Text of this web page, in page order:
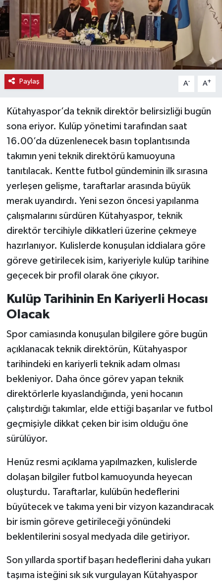
Paylaş A- A+
Kütahyaspor’da teknik direktör belirsizliği bugün
sona eriyor. Kulüp yönetimi tarafından saat
16.00’da düzenlenecek basın toplantısında
takımın yeni teknik direktörü kamuoyuna
tanıtılacak. Kentte futbol gündeminin ilk sırasına
yerleşen gelişme, taraftarlar arasında büyük
merak uyandırdı. Yeni sezon öncesi yapılanma
çalışmalarını sürdüren Kütahyaspor, teknik
direktör tercihiyle dikkatleri üzerine çekmeye
hazırlanıyor. Kulislerde konuşulan iddialara göre
göreve getirilecek isim, kariyeriyle kulüp tarihine
geçecek bir profil olarak öne çıkıyor.
Kulüp Tarihinin En Kariyerli Hocası
Olacak
Spor camiasında konuşulan bilgilere göre bugün
açıklanacak teknik direktörün, Kütahyaspor
tarihindeki en kariyerli teknik adam olması
bekleniyor. Daha önce görev yapan teknik
direktörlerle kıyaslandığında, yeni hocanın
çalıştırdığı takımlar, elde ettiği başarılar ve futbol
geçmişiyle dikkat çeken bir isim olduğu öne
sürülüyor.
Henüz resmi açıklama yapılmazken, kulislerde
dolaşan bilgiler futbol kamuoyunda heyecan
oluşturdu. Taraftarlar, kulübün hedeflerini
büyütecek ve takıma yeni bir vizyon kazandıracak
bir ismin göreve getirileceği yönündeki
beklentilerini sosyal medyada dile getiriyor.
Son yıllarda sportif başarı hedeflerini daha yukarı
taşıma isteğini sık sık vurgulayan Kütahyaspor
Haber İlanlar
Kültür-Sanat
Magazin
Resmi İlanlar
Sağlık
Seri İlan
Siyaset
Spor
Teknoloji
Vasıta
Vefat Haberleri